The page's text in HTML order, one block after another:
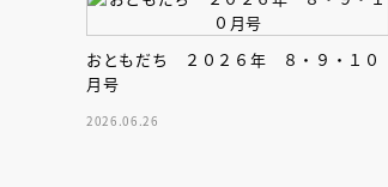
おともだち ２０２６年 ８・９・１０
月号
2026.06.26